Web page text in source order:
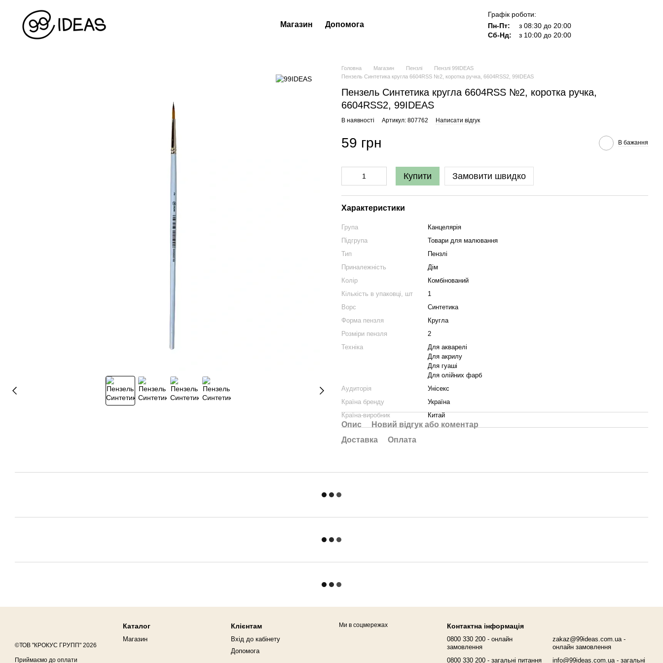
Магазин Допомога
Графік роботи:
Пн-Пт:
з 08:30 до 20:00
Сб-Нд:
з 10:00 до 20:00
Головна Магазин Пензлі
Пензлі 99IDEAS
Пензель Синтетика кругла 6604RSS №2, коротка ручка, 6604RSS2, 99IDEAS
Пензель Синтетика кругла 6604RSS №2, коротка ручка,
6604RSS2, 99IDEAS
В наявності Артикул: 807762 Написати відгук
59 грн В бажання
Купити Замовити швидко
Характеристики
Група
Канцелярія
Підгрупа
Товари для малювання
Тип
Пензлі
Приналежність
Дім
Колір
Комбінований
Кількість в упаковці, шт
1
Ворс
Синтетика
Форма пензля
Кругла
Розміри пензля
2
Техніка
Для акварелі
Для акрилу
Для гуаші
Для олійних фарб
Аудиторія
Унісекс
Країна бренду
Україна
Країна-виробник
Китай
Опис
Новий відгук або коментар
Доставка
Оплата
©ТОВ "КРОКУС ГРУПП" 2026
Приймаємо до оплати
Каталог
Магазин
Клієнтам
Вхід до кабінету
Допомога
Ми в соцмережах Контактна інформація
0800 330 200 - онлайн
замовлення
0800 330 200 - загальні питання
zakaz@99ideas.com.ua -
онлайн замовлення
info@99ideas.com.ua - загальні